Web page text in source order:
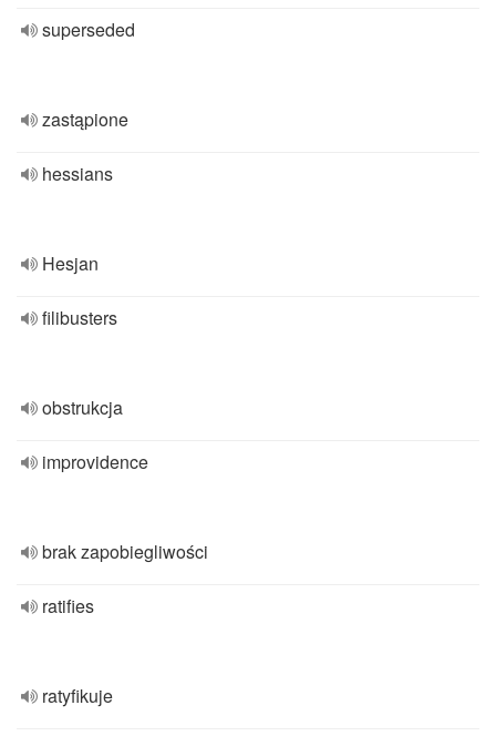
superseded
zastąpione
hessians
Hesjan
filibusters
obstrukcja
improvidence
brak zapobiegliwości
ratifies
ratyfikuje